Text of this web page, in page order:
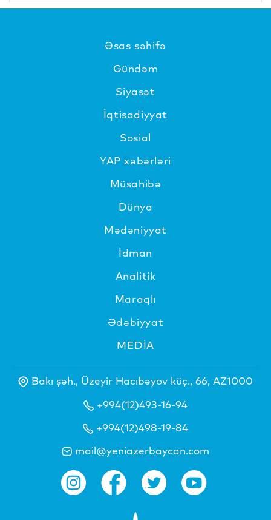
Əsas səhifə
Gündəm
Siyasət
İqtisadiyyat
Sosial
YAP xəbərləri
Müsahibə
Dünya
Mədəniyyat
İdman
Analitik
Maraqlı
Ədəbiyyat
MEDİA
Bakı şəh., Üzeyir Hacıbəyov küç., 66, AZ1000
+994(12)493-16-94
+994(12)498-19-84
mail@yeniazerbaycan.com